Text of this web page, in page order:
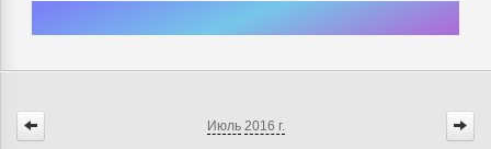
Июль 2016 г.